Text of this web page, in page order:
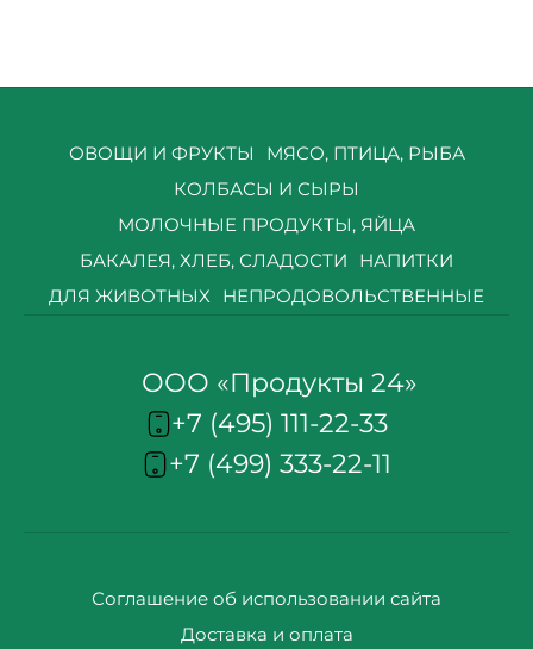
ОВОЩИ И ФРУКТЫ
МЯСО, ПТИЦА, РЫБА
КОЛБАСЫ И СЫРЫ
МОЛОЧНЫЕ ПРОДУКТЫ, ЯЙЦА
БАКАЛЕЯ, ХЛЕБ, СЛАДОСТИ
НАПИТКИ
ДЛЯ ЖИВОТНЫХ НЕПРОДОВОЛЬСТВЕННЫЕ
ООО «Продукты 24»
+7 (495) 111-22-33
+7 (499) 333-22-11
Соглашение об использовании сайта
Доставка и оплата